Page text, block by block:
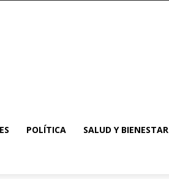
POLÍTICA SALUD Y BIENESTAR